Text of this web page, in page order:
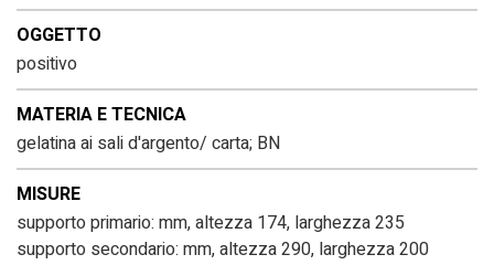
OGGETTO
positivo
MATERIA E TECNICA
gelatina ai sali d'argento/ carta; BN
MISURE
supporto primario: mm, altezza 174, larghezza 235
supporto secondario: mm, altezza 290, larghezza 200